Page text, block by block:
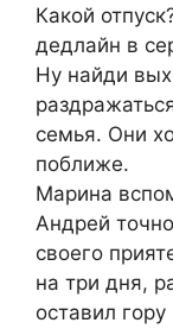
Какой
дедлайн в
Ну найди
семья. Они
поближе.
Марина
Андрей
своего
на три дня,
оставил